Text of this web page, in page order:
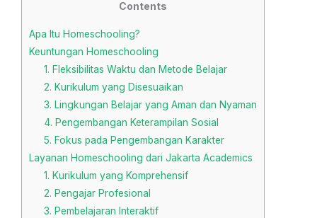
Contents
Apa Itu Homeschooling?
Keuntungan Homeschooling
1. Fleksibilitas Waktu dan Metode Belajar
2. Kurikulum yang Disesuaikan
3. Lingkungan Belajar yang Aman dan Nyaman
4. Pengembangan Keterampilan Sosial
5. Fokus pada Pengembangan Karakter
Layanan Homeschooling dari Jakarta Academics
1. Kurikulum yang Komprehensif
2. Pengajar Profesional
3. Pembelajaran Interaktif